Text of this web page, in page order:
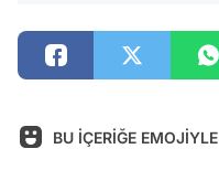
BU İÇERİĞE